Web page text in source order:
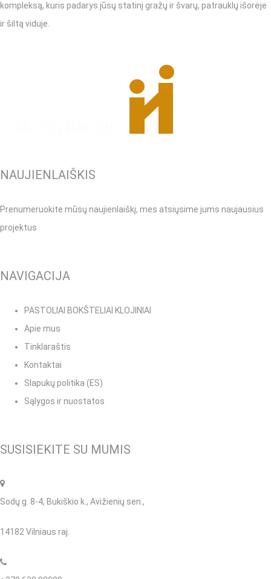
kompleksą, kuris padarys jūsų statinį gražų ir švarų, patrauklų išorėje
ir šiltą viduje.
NAUJIENLAIŠKIS
Prenumeruokite mūsų naujienlaiškį, mes atsiųsime jums naujausius
projektus
NAVIGACIJA
PASTOLIAI BOKŠTELIAI KLOJINIAI
Apie mus
Tinklaraštis
Kontaktai
Slapukų politika (ES)
Sąlygos ir nuostatos
SUSISIEKITE SU MUMIS
Sodų g. 8-4, Bukiškio k., Avižienių sen.,
14182 Vilniaus raj.